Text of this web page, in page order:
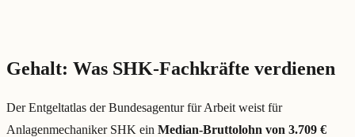
Gehalt: Was SHK-Fachkräfte verdienen
Der Entgeltatlas der Bundesagentur für Arbeit weist für
Anlagenmechaniker SHK ein Median-Bruttolohn von 3.709 €